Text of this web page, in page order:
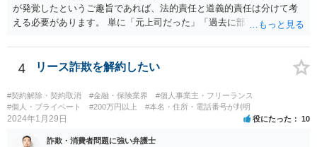
が発覚したというご趣旨であれば、法的責任と道義的責任は分けて考
える必要があります。 単に「元上司だった」「過去に部下だった」と
りません。会社が貴方に損害賠償請求をするには、在職中の管理監督
義務違反、引継ぎの不備、不正の兆候を知りながら放置したことな
ど、具体的な義務違反と損害との因果関係を主張・立証する必要があ
ります。なお、在職中から会計処理や現金管理の不自然さを認識して
いた、部下に過度な権限を与えたまま放置していた、退職時に重要な
情報を引き継がなかった等の事情があれば、会社から問題視される可
能性はあるでしょう。 対応としては、まず会社から何を求められてい
4 リース詐欺を解約したい
#契約解除・契約取消 #金融・保険業界
#個人事業主・フリーランス
#個人・プライベート
#200万円以上 #本名・住所・電話番号が判明
2024年1月29日 役にたった 10
詐欺・消費者問題に強い弁護士